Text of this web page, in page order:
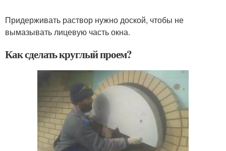
Придерживать раствор нужно доской, чтобы не
вымазывать лицевую часть окна.
Как сделать круглый проем?